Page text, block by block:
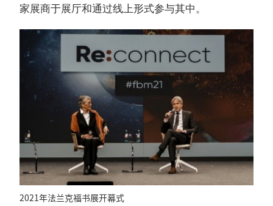
家展商于展厅和通过线上形式参与其中。
2021年法兰克福书展开幕式